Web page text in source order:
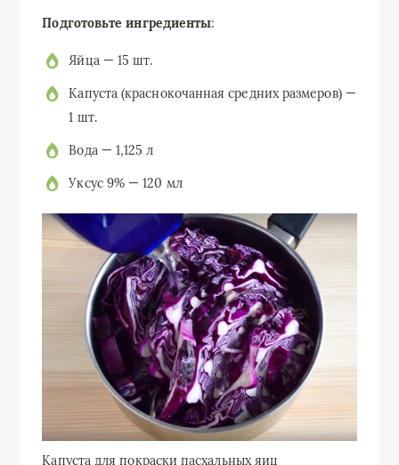
Подготовьте ингредиенты:
Яйца — 15 шт.
Капуста (краснокочанная средних размеров) —
1 шт.
Вода — 1,125 л
Уксус 9% — 120 мл
Капуста для покраски пасхальных яиц